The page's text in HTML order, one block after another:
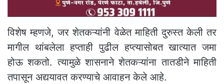
विशेष म्हणजे, जर शेतकऱ्यांनी वेळेत माहिती दुरुस्त केली तर
मागील थांबलेला हप्ताही पुढील हप्त्यासोबत खात्यात जमा
होऊ शकतो. त्यामुळे शासनाने शेतकऱ्यांना तातडीने माहिती
तपासून अद्ययावत करण्याचे आवाहन केले आहे.